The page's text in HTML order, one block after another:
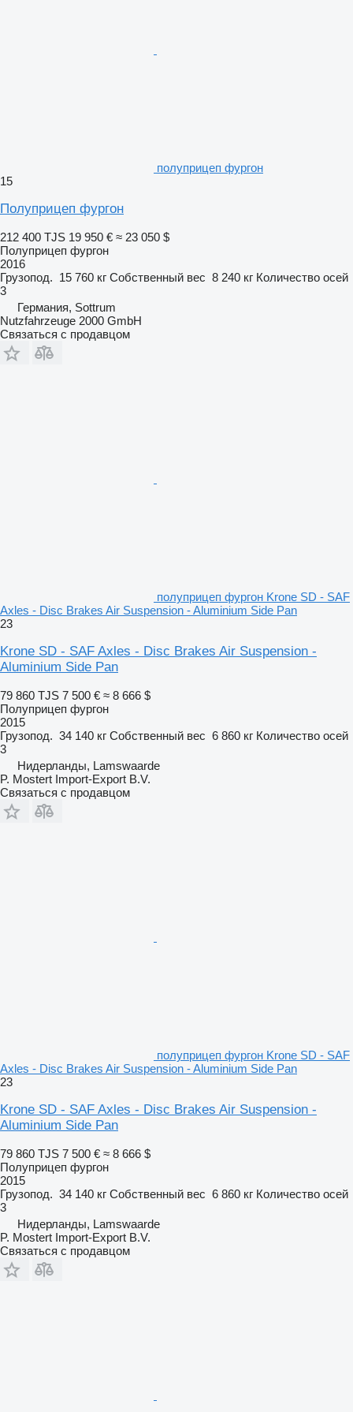
полуприцеп фургон
15
Полуприцеп фургон
212 400 TJS 19 950 € ≈ 23 050 $
Полуприцеп фургон
2016
Грузопод. 15 760 кг Собственный вес 8 240 кг Количество осей
3
Германия, Sottrum
Nutzfahrzeuge 2000 GmbH
Связаться с продавцом
полуприцеп фургон Krone SD - SAF
Axles - Disc Brakes Air Suspension - Aluminium Side Pan
23
Krone SD - SAF Axles - Disc Brakes Air Suspension -
Aluminium Side Pan
79 860 TJS 7 500 € ≈ 8 666 $
Полуприцеп фургон
2015
Грузопод. 34 140 кг Собственный вес 6 860 кг Количество осей
3
Нидерланды, Lamswaarde
P. Mostert Import-Export B.V.
Связаться с продавцом
полуприцеп фургон Krone SD - SAF
Axles - Disc Brakes Air Suspension - Aluminium Side Pan
23
Krone SD - SAF Axles - Disc Brakes Air Suspension -
Aluminium Side Pan
79 860 TJS 7 500 € ≈ 8 666 $
Полуприцеп фургон
2015
Грузопод. 34 140 кг Собственный вес 6 860 кг Количество осей
3
Нидерланды, Lamswaarde
P. Mostert Import-Export B.V.
Связаться с продавцом